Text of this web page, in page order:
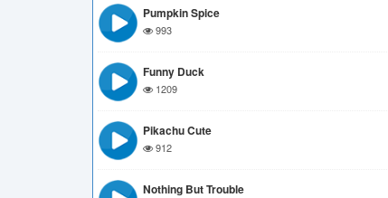
Pumpkin Spice
993
Funny Duck
1209
Pikachu Cute
912
Nothing But Trouble